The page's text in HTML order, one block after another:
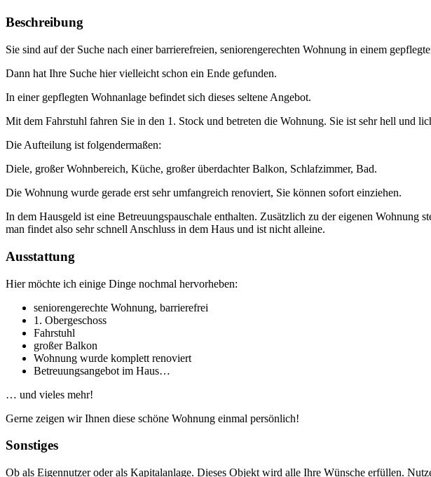
Beschreibung
Sie sind auf der Suche nach einer barrierefreien, seniorengerechten Wohnung in einem
Dann hat Ihre Suche hier vielleicht schon ein Ende gefunden.
In einer gepflegten Wohnanlage befindet sich dieses seltene Angebot.
Mit dem Fahrstuhl fahren Sie in den 1. Stock und betreten die Wohnung. Sie ist sehr hell und
Die Aufteilung ist folgendermaßen:
Diele, großer Wohnbereich, Küche, großer überdachter Balkon, Schlafzimmer, Bad.
Die Wohnung wurde gerade erst sehr umfangreich renoviert, Sie können sofort einziehen.
In dem Hausgeld ist eine Betreuungspauschale enthalten. Zusätzlich zu der eigenen
man findet also sehr schnell Anschluss in dem Haus und ist nicht alleine.
Ausstattung
Hier möchte ich einige Dinge nochmal hervorheben:
seniorengerechte Wohnung, barrierefrei
1. Obergeschoss
Fahrstuhl
großer Balkon
Wohnung wurde komplett renoviert
Betreuungsangebot im Haus…
… und vieles mehr!
Gerne zeigen wir Ihnen diese schöne Wohnung einmal persönlich!
Sonstiges
Ob als Eigennutzer oder als Kapitalanlage. Dieses Objekt wird alle Ihre Wünsche erfüllen.